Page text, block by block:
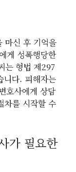
마신 후 기억을
게 성폭행당한
는 형법 제297
니다. 피해자는
호사에게 상담
차를 시작할 수
가 필요한